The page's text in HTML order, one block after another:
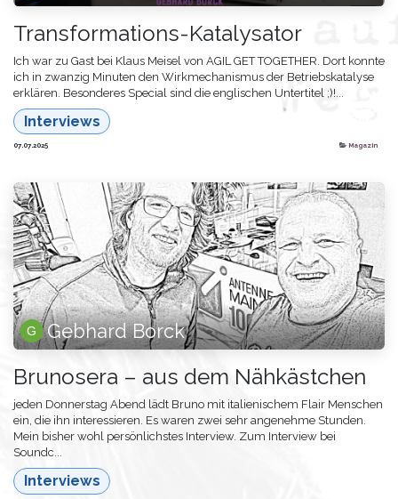
Transformations-Katalysator
Ich war zu Gast bei Klaus Meisel von AGIL GET TOGETHER. Dort konnte
ich in zwanzig Minuten den Wirkmechanismus der Betriebskatalyse
erklären. Besonderes Special sind die englischen Untertitel ;)!...
Interviews
07.07.2025 Magazin
Gebhard Borck
Brunosera – aus dem Nähkästchen
jeden Donnerstag Abend lädt Bruno mit italienischem Flair Menschen
ein, die ihn interessieren. Es waren zwei sehr angenehme Stunden.
Mein bisher wohl persönlichstes Interview. Zum Interview bei
Soundc...
Interviews